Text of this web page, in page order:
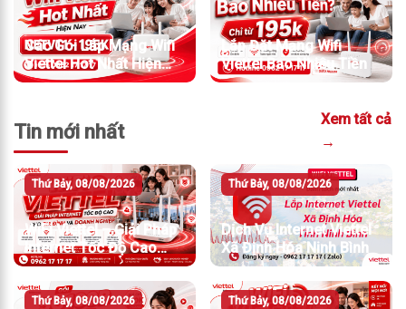
Các Gói Lắp Mạng Wifi
Viettel Hot Nhất Hiện
Nay
Lắp Đặt Mạng Wifi
Viettel Bao Nhiêu Tiền
Tin mới nhất
Xem tất cả
→
Thứ Bảy, 08/08/2026
WiFi Viettel – Giải Pháp
Internet Tốc Độ Cao
Cho Gia Đình Và Doanh
Nghiệp
Thứ Bảy, 08/08/2026
Dịch Vụ Internet Viettel
Xã Định Hóa Ninh Bình
Thứ Bảy, 08/08/2026 Thứ Bảy, 08/08/2026